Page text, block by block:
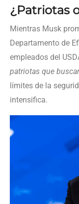
¿Patriotas
Mientras Musk
Departamento de
empleados del
patriotas que
límites de la
intensifica.